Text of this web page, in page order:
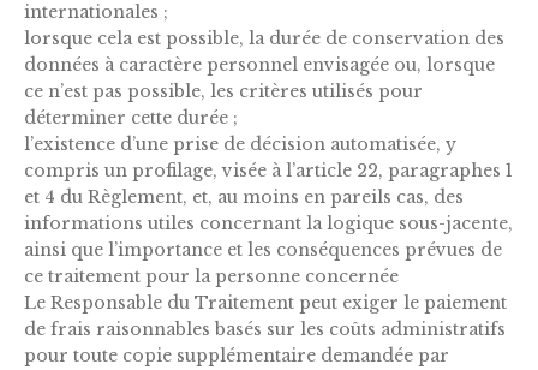
internationales ;
lorsque cela est possible, la durée de conservation des
données à caractère personnel envisagée ou, lorsque
ce n’est pas possible, les critères utilisés pour
déterminer cette durée ;
l’existence d’une prise de décision automatisée, y
compris un profilage, visée à l’article 22, paragraphes 1
et 4 du Règlement, et, au moins en pareils cas, des
informations utiles concernant la logique sous-jacente,
ainsi que l’importance et les conséquences prévues de
ce traitement pour la personne concernée
Le Responsable du Traitement peut exiger le paiement
de frais raisonnables basés sur les coûts administratifs
pour toute copie supplémentaire demandée par